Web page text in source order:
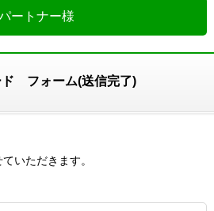
ートナー様
ド フォーム(送信完了)
いただきます。